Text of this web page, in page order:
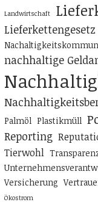
Landwirtschaft
Lieferkettengesetz
nachhaltige
Palmöl Plastikmüll
Reporting
Tierwohl
Versicherung
Ökostrom